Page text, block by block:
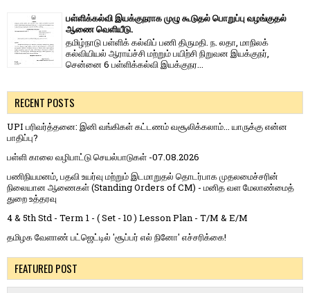
பள்ளிக்கல்வி இயக்குநராக முழு கூடுதல் பொறுப்பு வழங்குதல்
ஆணை வெளியீடு.
தமிழ்நாடு பள்ளிக் கல்விப் பணி திருமதி. ந. லதா, மாநிலக்
கல்வியியல் ஆராய்ச்சி மற்றும் பயிற்சி நிறுவன இயக்குநர்,
சென்னை 6 பள்ளிக்கல்வி இயக்குநர...
RECENT POSTS
UPI பரிவர்த்தனை: இனி வங்கிகள் கட்டணம் வசூலிக்கலாம்... யாருக்கு என்ன
பாதிப்பு?
பள்ளி காலை வழிபாட்டு செயல்பாடுகள் -07.08.2026
பணிநியமனம், பதவி உயர்வு மற்றும் இடமாறுதல் தொடர்பாக முதலமைச்சரின்
நிலையான ஆணைகள் (Standing Orders of CM) - மனித வள மேலாண்மைத்
துறை உத்தரவு
4 & 5th Std - Term 1 - ( Set - 10 ) Lesson Plan - T/M & E/M
தமிழக வேளாண் பட்ஜெட்டில் 'சூப்பர் எல் நினோ' எச்சரிக்கை!
FEATURED POST